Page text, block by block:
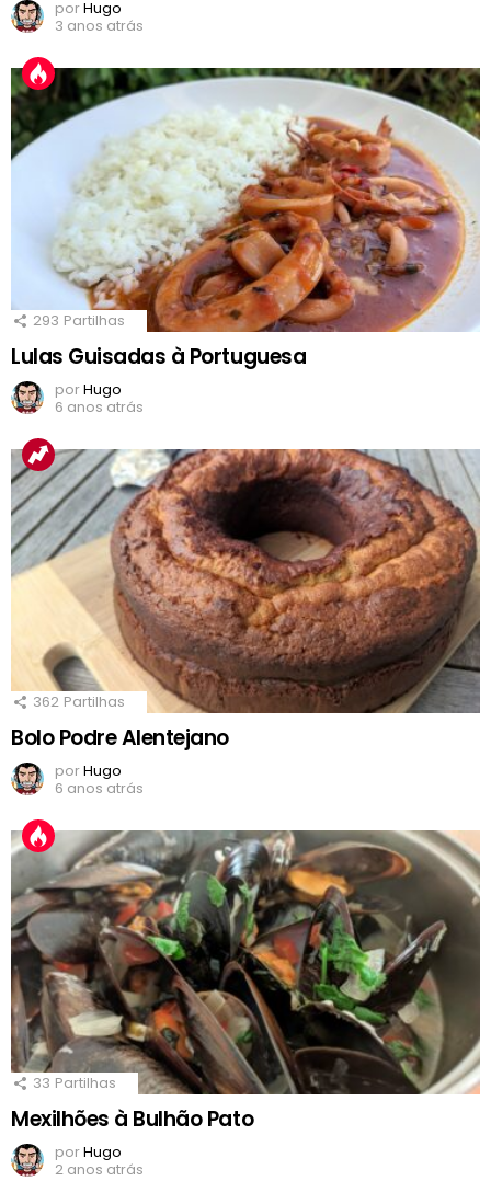
porHugo
3 anos atrás
293 Partilhas
Lulas Guisadas à Portuguesa
porHugo
6 anos atrás
362 Partilhas
Bolo Podre Alentejano
porHugo
6 anos atrás
33 Partilhas
Mexilhões à Bulhão Pato
porHugo
2 anos atrás